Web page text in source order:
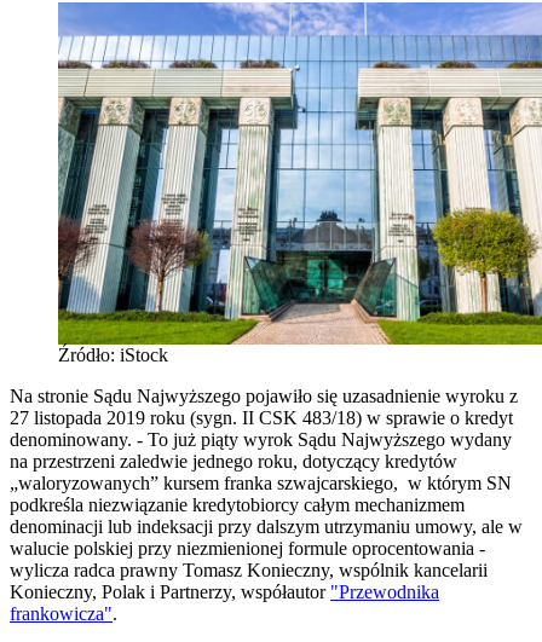
Źródło: iStock
Na stronie Sądu Najwyższego pojawiło się uzasadnienie wyroku z
27 listopada 2019 roku (sygn. II CSK 483/18) w sprawie o kredyt
denominowany. - To już piąty wyrok Sądu Najwyższego wydany
na przestrzeni zaledwie jednego roku, dotyczący kredytów
„waloryzowanych” kursem franka szwajcarskiego, w którym SN
podkreśla niezwiązanie kredytobiorcy całym mechanizmem
denominacji lub indeksacji przy dalszym utrzymaniu umowy, ale w
walucie polskiej przy niezmienionej formule oprocentowania -
wylicza radca prawny Tomasz Konieczny, wspólnik kancelarii
Konieczny, Polak i Partnerzy, współautor "Przewodnika
frankowicza".